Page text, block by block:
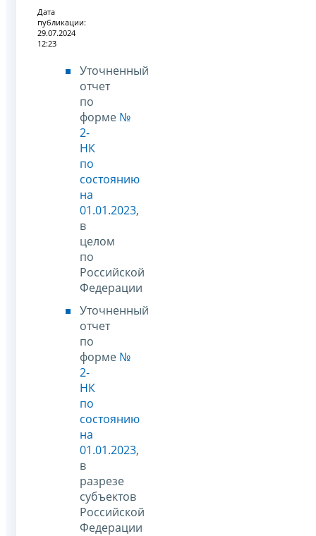
Дата
публикации:
29.07.2024
12:23
Уточненный
отчет
по
форме №
2-
НК
по
состоянию
на
01.01.2023,
в
целом
по
Российской
Федерации
Уточненный
отчет
по
форме №
2-
НК
по
состоянию
на
01.01.2023,
в
разрезе
субъектов
Российской
Федерации